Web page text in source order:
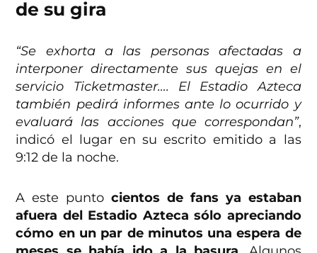
de su gira
“Se exhorta a las personas afectadas a
interponer directamente sus quejas en el
servicio Ticketmaster…. El Estadio Azteca
también pedirá informes ante lo ocurrido y
evaluará las acciones que correspondan”,
indicó el lugar en su escrito emitido a las
9:12 de la noche.
A este puntocientos de fans ya estaban
afuera del Estadio Azteca sólo apreciando
cómo en un par de minutos una espera de